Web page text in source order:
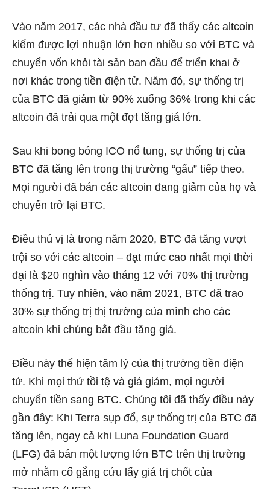
Vào năm 2017, các nhà đầu tư đã thấy các altcoin
kiếm được lợi nhuận lớn hơn nhiều so với BTC và
chuyển vốn khỏi tài sản ban đầu để triển khai ở
nơi khác trong tiền điện tử. Năm đó, sự thống trị
của BTC đã giảm từ 90% xuống 36% trong khi các
altcoin đã trải qua một đợt tăng giá lớn.
Sau khi bong bóng ICO nổ tung, sự thống trị của
BTC đã tăng lên trong thị trường “gấu” tiếp theo.
Mọi người đã bán các altcoin đang giảm của họ và
chuyển trở lại BTC.
Điều thú vị là trong năm 2020, BTC đã tăng vượt
trội so với các altcoin – đạt mức cao nhất mọi thời
đại là $20 nghìn vào tháng 12 với 70% thị trường
thống trị. Tuy nhiên, vào năm 2021, BTC đã trao
30% sự thống trị thị trường của mình cho các
altcoin khi chúng bắt đầu tăng giá.
Điều này thể hiện tâm lý của thị trường tiền điện
tử. Khi mọi thứ tồi tệ và giá giảm, mọi người
chuyển tiền sang BTC. Chúng tôi đã thấy điều này
gần đây: Khi Terra sụp đổ, sự thống trị của BTC đã
tăng lên, ngay cả khi Luna Foundation Guard
(LFG) đã bán một lượng lớn BTC trên thị trường
mở nhằm cố gắng cứu lấy giá trị chốt của